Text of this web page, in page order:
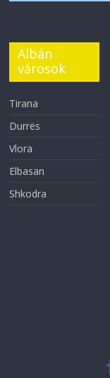
Albán
városok
Tirana
Durrës
Vlora
Elbasan
Shkodra